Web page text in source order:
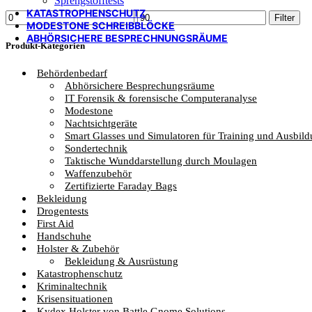
KATASTROPHENSCHUTZ
MODESTONE SCHREIBBLÖCKE
ABHÖRSICHERE BESPRECHNUNGSRÄUME
Min.
Preis
Max.
Preis
Filter
Produkt-Kategorien
Behördenbedarf
Abhörsichere Besprechungsräume
IT Forensik & forensische Computeranalyse
Modestone
Nachtsichtgeräte
Smart Glasses und Simulatoren für Training und
Sondertechnik
Taktische Wunddarstellung durch Moulagen
Waffenzubehör
Zertifizierte Faraday Bags
Bekleidung
Drogentests
First Aid
Handschuhe
Holster & Zubehör
Bekleidung & Ausrüstung
Katastrophenschutz
Kriminaltechnik
Krisensituationen